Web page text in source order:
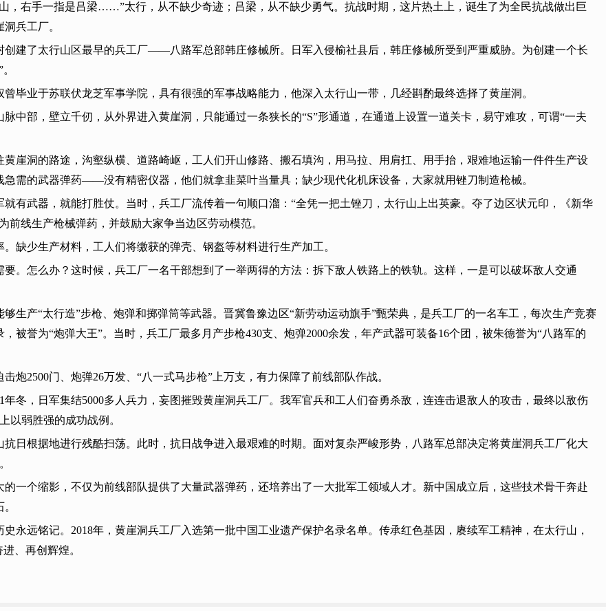
，右手一指是吕梁……”太行，从不缺少奇迹；吕梁，从不缺少勇气。抗战时期，这片热土上，诞生了为全民抗战做出巨
兵工厂。
建了太行山区最早的兵工厂——八路军总部韩庄修械所。日军入侵榆社县后，韩庄修械所受到严重威胁。为创建一个长
毕业于苏联伏龙芝军事学院，具有很强的军事战略能力，他深入太行山一带，几经斟酌最终选择了黄崖洞。
中部，壁立千仞，从外界进入黄崖洞，只能通过一条狭长的“S”形通道，在通道上设置一道关卡，易守难攻，可谓“一夫
崖洞的路途，沟壑纵横、道路崎岖，工人们开山修路、搬石填沟，用马拉、用肩扛、用手抬，艰难地运输一件件生产设
需的武器弹药——没有精密仪器，他们就拿韭菜叶当量具；缺少现代化机床设备，大家就用锉刀制造枪械。
有武器，就能打胜仗。当时，兵工厂流传着一句顺口溜：“全凭一把土锉刀，太行山上出英豪。夺了边区状元印，《新华
前线生产枪械弹药，并鼓励大家争当边区劳动模范。
缺少生产材料，工人们将缴获的弹壳、钢盔等材料进行生产加工。
。怎么办？这时候，兵工厂一名干部想到了一举两得的方法：拆下敌人铁路上的铁轨。这样，一是可以破坏敌人交通
生产“太行造”步枪、炮弹和掷弹筒等武器。晋冀鲁豫边区“新劳动运动旗手”甄荣典，是兵工厂的一名车工，每次生产竞赛
被誉为“炮弹大王”。当时，兵工厂最多月产步枪430支、炮弹2000余发，年产武器可装备16个团，被朱德誉为“八路军的
炮2500门、炮弹26万发、“八一式马步枪”上万支，有力保障了前线部队作战。
冬，日军集结5000多人兵力，妄图摧毁黄崖洞兵工厂。我军官兵和工人们奋勇杀敌，连连击退敌人的攻击，最终以敌伤
以弱胜强的成功战例。
日根据地进行残酷扫荡。此时，抗日战争进入最艰难的时期。面对复杂严峻形势，八路军总部决定将黄崖洞兵工厂化大
一个缩影，不仅为前线部队提供了大量武器弹药，还培养出了一大批军工领域人才。新中国成立后，这些技术骨干奔赴
永远铭记。2018年，黄崖洞兵工厂入选第一批中国工业遗产保护名录名单。传承红色基因，赓续军工精神，在太行山，
、再创辉煌。